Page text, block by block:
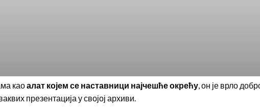
каоалат којем се наставници најчешће окрећу, он је врло
презентација у својој архиви.